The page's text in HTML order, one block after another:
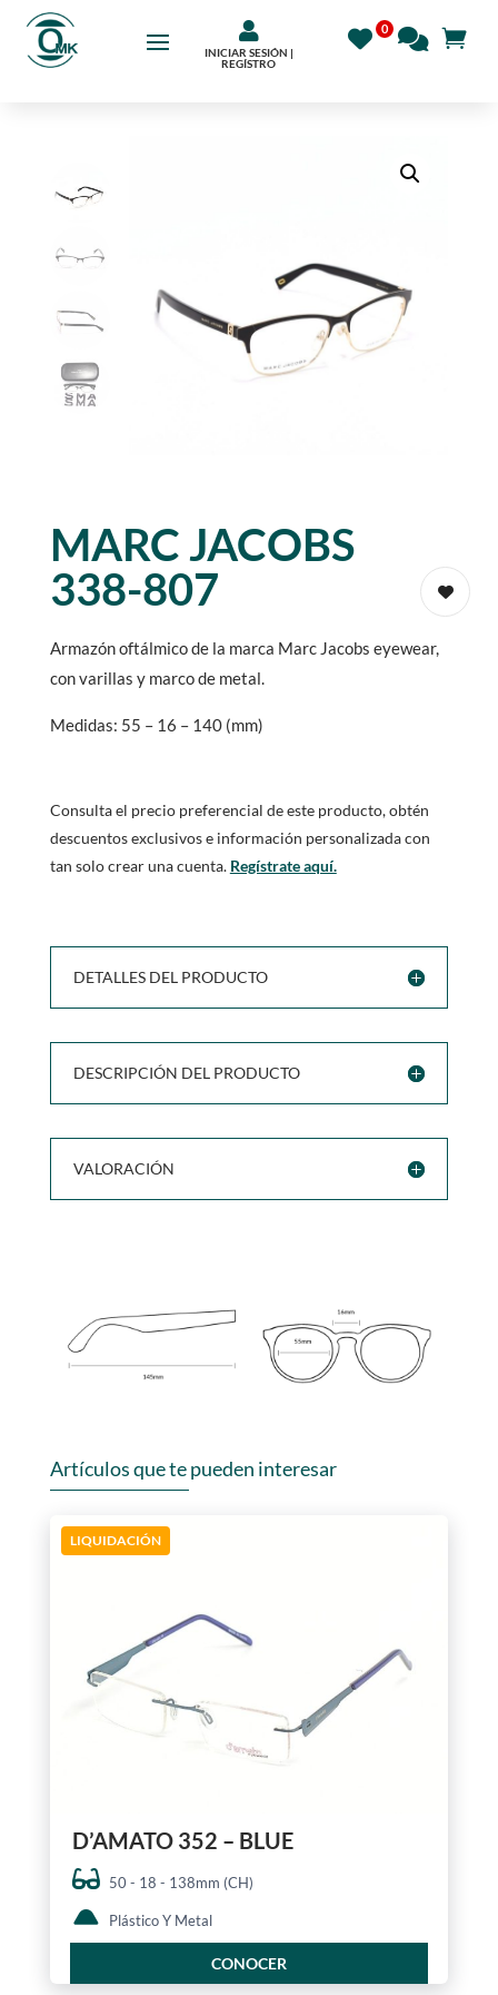

INICIAR SESIÓN |
REGÍSTRO
MARC JACOBS
338-807
Armazón oftálmico de la marca Marc Jacobs eyewear,
con varillas y marco de metal.
Medidas: 55 – 16 – 140 (mm)
Consulta el precio preferencial de este producto, obtén
descuentos exclusivos e información personalizada con
tan solo crear una cuenta. Regístrate aquí.
DETALLES DEL PRODUCTO
DESCRIPCIÓN DEL PRODUCTO
VALORACIÓN
Artículos que te pueden interesar
LIQUIDACIÓN
D’AMATO 352 – BLUE
50 - 18 - 138mm (CH)
Plástico Y Metal
CONOCER